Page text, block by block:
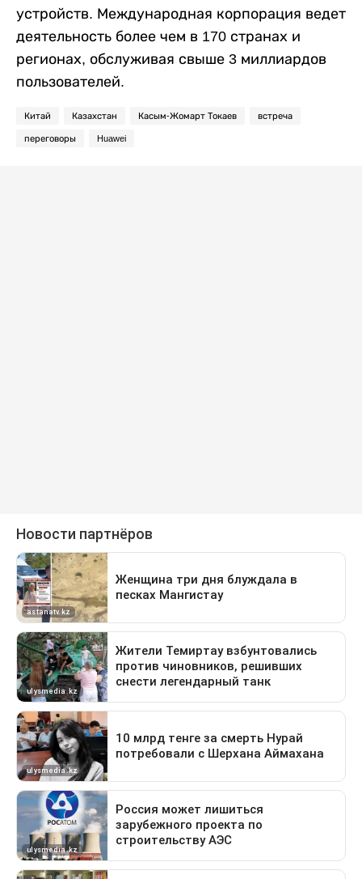
устройств. Международная корпорация ведет
деятельность более чем в 170 странах и
регионах, обслуживая свыше 3 миллиардов
пользователей.
Китай Казахстан Касым-Жомарт Токаев встреча
переговоры Huawei